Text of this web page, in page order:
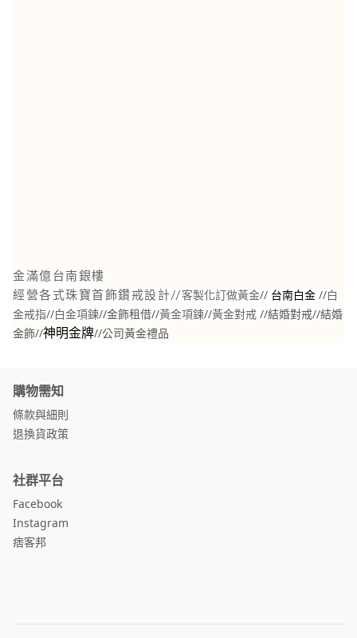
金滿億台南銀樓
經營各式珠寶首飾鑽戒設計//客製化訂做黃金// 台南白金 //白
金戒指//白金項鍊//金飾租借//黃金項鍊//黃金對戒 //結婚對戒//結婚
金飾//神明金牌//公司黃金禮品
購物需知
條款與細則
退換貨政策
社群平台
Facebook
Instagram
痞客邦